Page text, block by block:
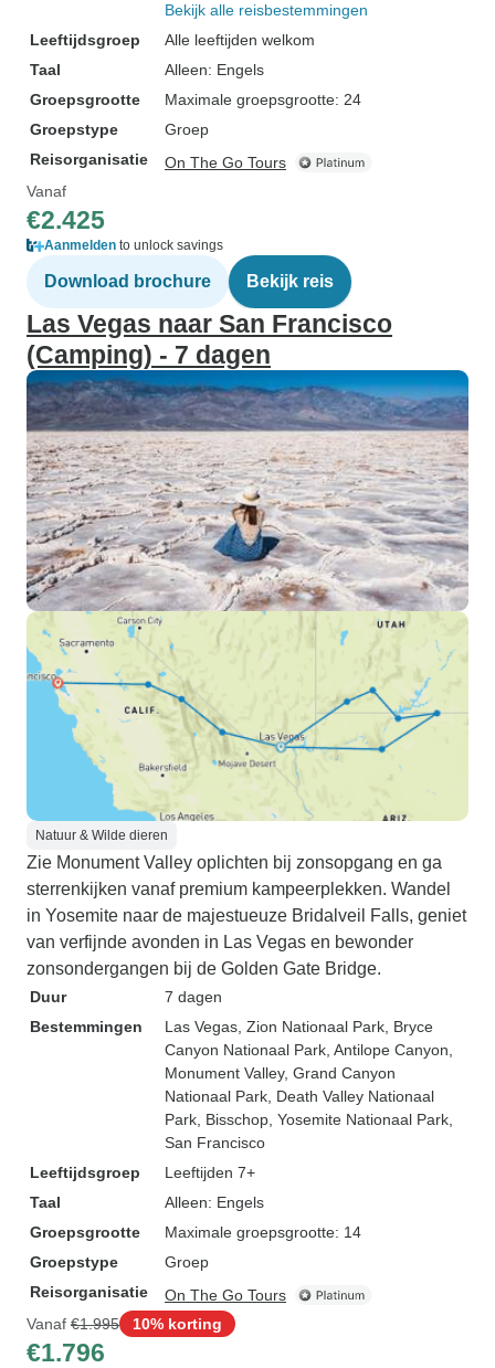
Bekijk alle reisbestemmingen
Leeftijdsgroep
Alle leeftijden welkom
Taal
Alleen: Engels
Groepsgrootte
Maximale groepsgrootte: 24
Groepstype
Groep
Reisorganisatie
On The Go Tours
Vanaf
€2.425
Aanmelden to unlock savings
Download brochure Bekijk reis
Las Vegas naar San Francisco
(Camping) - 7 dagen
Natuur & Wilde dieren
Zie Monument Valley oplichten bij zonsopgang en ga
sterrenkijken vanaf premium kampeerplekken. Wandel
in Yosemite naar de majestueuze Bridalveil Falls, geniet
van verfijnde avonden in Las Vegas en bewonder
zonsondergangen bij de Golden Gate Bridge.
Duur
7 dagen
Bestemmingen
Las Vegas , Zion Nationaal Park , Bryce
Canyon Nationaal Park , Antilope Canyon
Monument Valley, Grand Canyon
Nationaal Park , Death Valley Nationaal
Park , Bisschop , Yosemite Nationaal Park
San Francisco
Leeftijdsgroep
Leeftijden 7+
Taal
Alleen: Engels
Groepsgrootte
Maximale groepsgrootte: 14
Groepstype
Groep
Reisorganisatie
On The Go Tours
Vanaf €1.995 10% korting
€1.796